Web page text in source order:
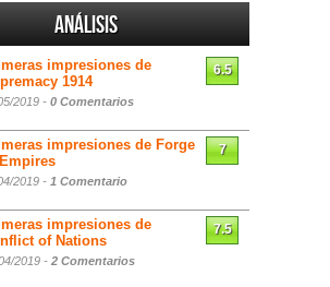
Análisis
impresiones de
1914
2019 - 0 Comentarios
6.5
impresiones de Forge
2019 - 1 Comentario
7
impresiones de
of Nations
2019 - 2 Comentarios
7.5